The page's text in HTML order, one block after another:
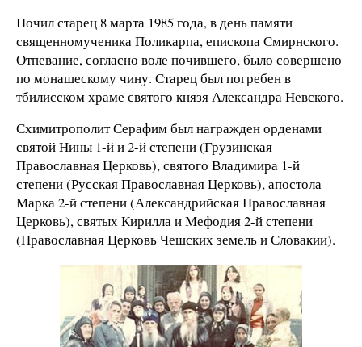
Почил старец 8 марта 1985 года, в день памяти
священномученика Поликарпа, епископа Смирнского.
Отпевание, согласно воле почившего, было совершено
по монашескому чину. Старец был погребен в
тбилисском храме святого князя Александра Невского.
Схимитрополит Серафим был награжден орденами
святой Нины 1-й и 2-й степени (Грузинская
Православная Церковь), святого Владимира 1-й
степени (Русская Православная Церковь), апостола
Марка 2-й степени (Александрийская Православная
Церковь), святых Кирилла и Мефодия 2-й степени
(Православная Церковь Чешских земель и Словакии).